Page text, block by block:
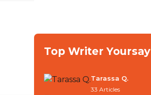
Top Writer Yoursay
Tarassa Q.
33 Articles